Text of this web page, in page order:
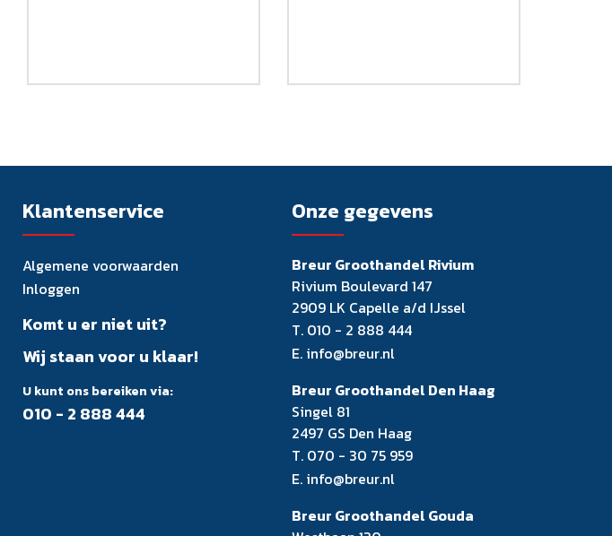
Klantenservice
Algemene voorwaarden
Inloggen
Komt u er niet uit?
Wij staan voor u klaar!
U kunt ons bereiken via:
010 - 2 888 444
Onze gegevens
Breur Groothandel Rivium
Rivium Boulevard 147
2909 LK Capelle a/d IJssel
T. 010 - 2 888 444
E. info@breur.nl
Breur Groothandel Den Haag
Singel 81
2497 GS Den Haag
T. 070 - 30 75 959
E. info@breur.nl
Breur Groothandel Gouda